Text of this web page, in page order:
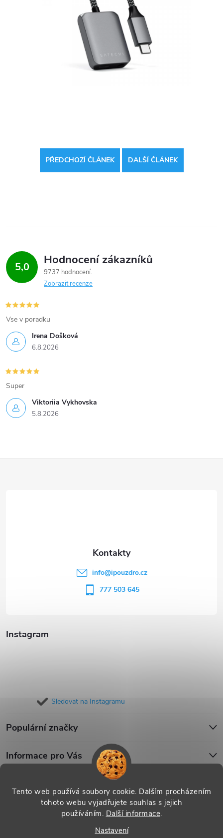
Tento web používá soubory cookie. Dalším procházením
tohoto webu vyjadřujete souhlas s jejich
používáním. Další informace.
Nastavení
PŘEDCHOZÍ ČLÁNEK DALŠÍ ČLÁNEK
5,0 Hodnocení zákazníků
9737 hodnocení
Zobrazit recenze
Irena Došková
6.8.2026
Vse v poradku
Viktoriia Vykhovska
5.8.2026
Super
Instagram
Sledovat na Instagramu
Populární značky
Informace pro Vás
info@ipouzdro.cz
777 503 645
Copyright 2026 . Všechna práva vyhrazena.
nastavení cookies